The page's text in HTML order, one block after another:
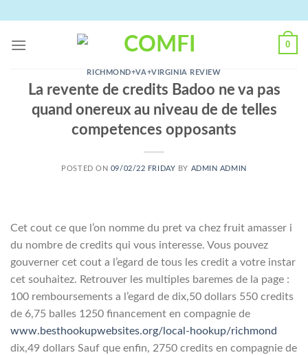
content
0
RICHMOND+VA+VIRGINIA REVIEW
La revente de credits Badoo ne va pas
quand onereux au niveau de de telles
competences opposants
POSTED ON 09/02/22 FRIDAY BY ADMIN ADMIN
Cet cout ce que l’on nomme du pret va chez fruit amasser i
du nombre de credits qui vous interesse. Vous pouvez
gouverner cet cout a l’egard de tous les credit a votre instar
cet souhaitez. Retrouver les multiples baremes de la page :
100 remboursements a l’egard de dix,50 dollars 550 credits
de 6,75 balles 1250 financement en compagnie de
www.besthookupwebsites.org/local-hookup/richmond
dix,49 dollars Sauf que enfin, 2750 credits en compagnie de